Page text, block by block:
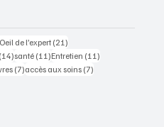
postsde l’expert (21)
(14)14 posts
santé (11)11 posts
Entretien (11)
(7)7 posts
accès aux soins (7)